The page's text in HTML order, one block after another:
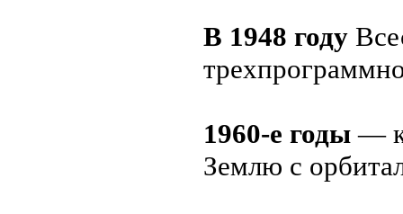
В 1948 году
1960-е годы —
Землю с